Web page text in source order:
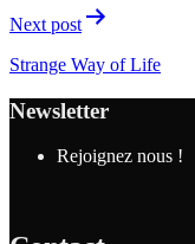
Next post
Strange Way of Life
Newsletter
Rejoignez nous !